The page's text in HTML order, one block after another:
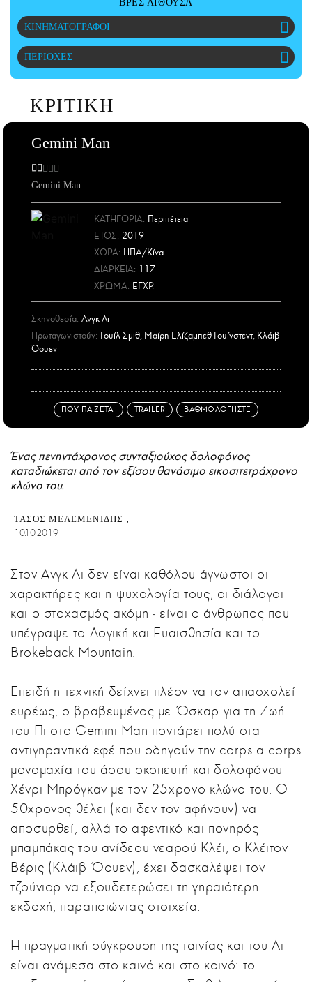
ΑΜΠΑ
PRINT
ΒΡΕΣ ΑΙΘΟΥΣΑ
ΚΙΝΗΜΑΤΟΓΡΑΦΟΙ
ΠΕΡΙΟΧΕΣ
ΚΡΙΤΙΚΗ
Gemini Man
Gemini Man
ΚΑΤΗΓΟΡΙΑ: Περιπέτεια
ΕΤΟΣ: 2019
ΧΩΡΑ: ΗΠΑ/Κίνα
ΔΙΑΡΚΕΙΑ: 117
ΧΡΩΜΑ: ΕΓΧΡ.
Σκηνοθεσία: Ανγκ Λι
Πρωταγωνιστούν: Γουίλ Σμιθ, Μαίρη Ελίζαμπεθ Γουίνστεντ, Κλάιβ
Όουεν
ΠΟΥ ΠΑΙΖΕΤΑΙ TRAILER ΒΑΘΜΟΛΟΓΗΣΤΕ
Ένας πενηντάχρονος συνταξιούχος δολοφόνος
καταδιώκεται από τον εξίσου θανάσιμο εικοσιτετράχρονο
κλώνο του.
ΤΆΣΟΣ ΜΕΛΕΜΕΝΊΔΗΣ
10.10.2019
Στον Ανγκ Λι δεν είναι καθόλου άγνωστοι οι
χαρακτήρες και η ψυχολογία τους, οι διάλογοι
και ο στοχασμός ακόμη ‒ είναι ο άνθρωπος που
υπέγραψε το Λογική και Ευαισθησία και το
Brokeback Mountain.
Επειδή η τεχνική δείχνει πλέον να τον απασχολεί
ευρέως, ο βραβευμένος με Όσκαρ για τη Ζωή
του Πι στο Gemini Man ποντάρει πολύ στα
αντιγηραντικά εφέ που οδηγούν την corps a corps
μονομαχία του άσου σκοπευτή και δολοφόνου
Χένρι Μπρόγκαν με τον 25χρονο κλώνο του. Ο
50χρονος θέλει (και δεν τον αφήνουν) να
αποσυρθεί, αλλά το αφεντικό και πονηρός
μπαμπάκας του ανίδεου νεαρού Κλέι, ο Κλέιτον
Βέρις (Κλάιβ Όουεν), έχει δασκαλέψει τον
τζούνιορ να εξουδετερώσει τη γηραιότερη
εκδοχή, παραποιώντας στοιχεία.
Η πραγματική σύγκρουση της ταινίας και του Λι
είναι ανάμεσα στο καινό και στο κοινό: το